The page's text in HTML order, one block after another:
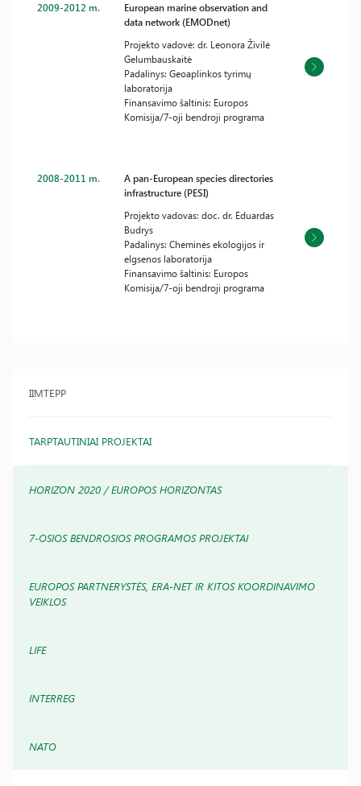
IIMTEPP
TARPTAUTINIAI PROJEKTAI
HORIZON 2020 / EUROPOS HORIZONTAS
7-OSIOS BENDROSIOS PROGRAMOS PROJEKTAI
EUROPOS PARTNERYSTĖS, ERA-NET IR KITOS KOORDINAVIMO
VEIKLOS
LIFE
INTERREG
NATO
2009-2012 m.
European marine observation and
data network (EMODnet)
Projekto vadovė: dr. Leonora Živilė
Gelumbauskaitė
Padalinys: Geoaplinkos tyrimų
laboratorija
Finansavimo šaltinis: Europos
Komisija/7-oji bendroji programa
2008-2011 m.
A pan-European species directories
infrastructure (PESI)
Projekto vadovas: doc. dr. Eduardas
Budrys
Padalinys: Cheminės ekologijos ir
elgsenos laboratorija
Finansavimo šaltinis: Europos
Komisija/7-oji bendroji programa